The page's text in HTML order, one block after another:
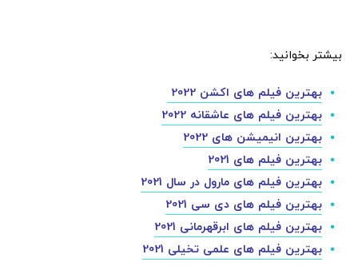
بیشتر بخوانید:
بهترین فیلم های اکشن 2022
بهترین فیلم های عاشقانه 2022
بهترین انیمیشن های 2022
بهترین فیلم های 2021
بهترین فیلم های مارول در سال 2021
بهترین فیلم های دی سی 2021
بهترین فیلم های ابرقهرمانی 2021
بهترین فیلم های علمی تخیلی 2021